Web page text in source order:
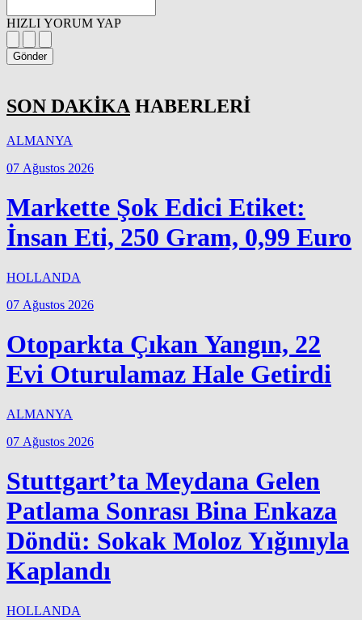
HIZLI YORUM YAP
Gönder
SON DAKİKA HABERLERİ
ALMANYA
07 Ağustos 2026
Markette Şok Edici Etiket:
İnsan Eti, 250 Gram, 0,99 Euro
HOLLANDA
07 Ağustos 2026
Otoparkta Çıkan Yangın, 22
Evi Oturulamaz Hale Getirdi
ALMANYA
07 Ağustos 2026
Stuttgart’ta Meydana Gelen
Patlama Sonrası Bina Enkaza
Döndü: Sokak Moloz Yığınıyla
Kaplandı
HOLLANDA